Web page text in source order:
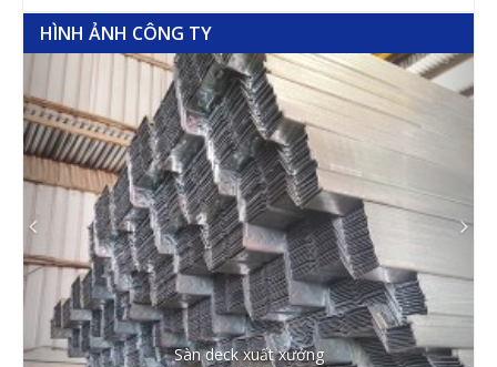
HÌNH ẢNH CÔNG TY
Sàn deck xuất xưởng
Previous